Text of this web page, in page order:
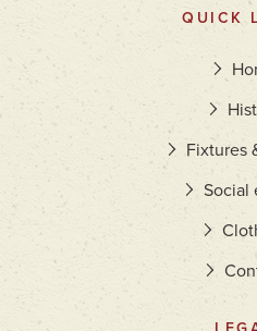
QUICK
Fixtures
Social